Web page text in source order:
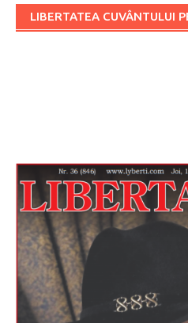
LIBERTATEA CUVÂNTULUI